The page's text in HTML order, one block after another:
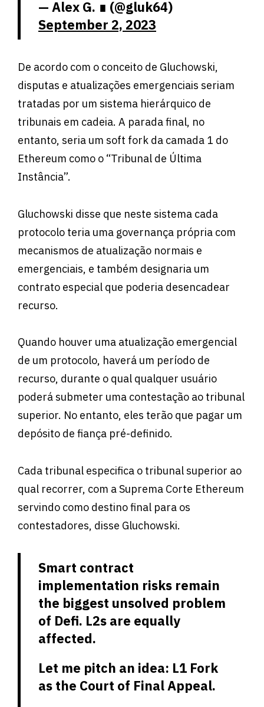
— Alex G. ∎ (@gluk64)
September 2, 2023
De acordo com o conceito de Gluchowski,
disputas e atualizações emergenciais seriam
tratadas por um sistema hierárquico de
tribunais em cadeia. A parada final, no
entanto, seria um soft fork da camada 1 do
Ethereum como o “Tribunal de Última
Instância”.
Gluchowski disse que neste sistema cada
protocolo teria uma governança própria com
mecanismos de atualização normais e
emergenciais, e também designaria um
contrato especial que poderia desencadear
recurso.
Quando houver uma atualização emergencial
de um protocolo, haverá um período de
recurso, durante o qual qualquer usuário
poderá submeter uma contestação ao tribunal
superior. No entanto, eles terão que pagar um
depósito de fiança pré-definido.
Cada tribunal especifica o tribunal superior ao
qual recorrer, com a Suprema Corte Ethereum
servindo como destino final para os
contestadores, disse Gluchowski.
Smart contract
implementation risks remain
the biggest unsolved problem
of Defi. L2s are equally
affected.
Let me pitch an idea: L1 Fork
as the Court of Final Appeal.